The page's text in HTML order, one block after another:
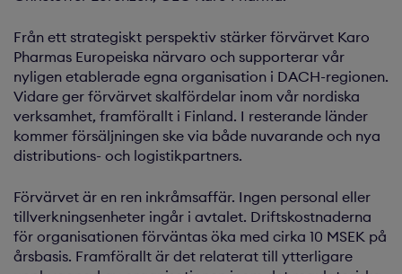
Från ett strategiskt perspektiv stärker förvärvet Karo
Pharmas Europeiska närvaro och supporterar vår
nyligen etablerade egna organisation i DACH-regionen.
Vidare ger förvärvet skalfördelar inom vår nordiska
verksamhet, framförallt i Finland. I resterande länder
kommer försäljningen ske via både nuvarande och nya
distributions- och logistikpartners.
Förvärvet är en ren inkråmsaffär. Ingen personal eller
tillverkningsenheter ingår i avtalet. Driftskostnaderna
för organisationen förväntas öka med cirka 10 MSEK på
årsbasis. Framförallt är det relaterat till ytterligare